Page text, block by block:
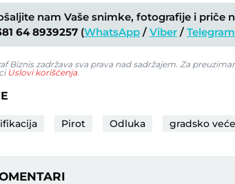
nam Vaše snimke, fotografije i priče
64 8939257 (WhatsApp / Viber / Telegram
Biznis zadržava sva prava nad sadržajem. Za
Uslovi korišćenja
Pirot Odluka gradsko veće